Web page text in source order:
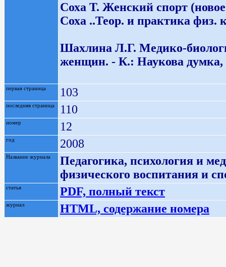
Соха Т. Женский спорт
Соха ..Теор. и практика физ.
Шахлина Л.Г. Медико-
женщин. - К.: Наукова думка,
первая страница 103
последняя страница 110
номер 12
год 2008
Название журнала
Педагогика, психология и
физического воспитания и
статья PDF, полный текст
журнал HTML, содержание номера